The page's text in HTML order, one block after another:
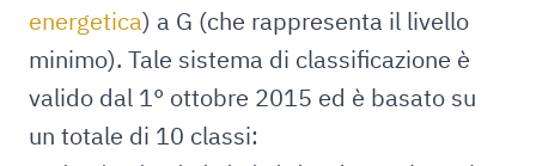
energetica) a G (che rappresenta il livello
minimo). Tale sistema di classificazione è
valido dal 1° ottobre 2015 ed è basato su
un totale di 10 classi: